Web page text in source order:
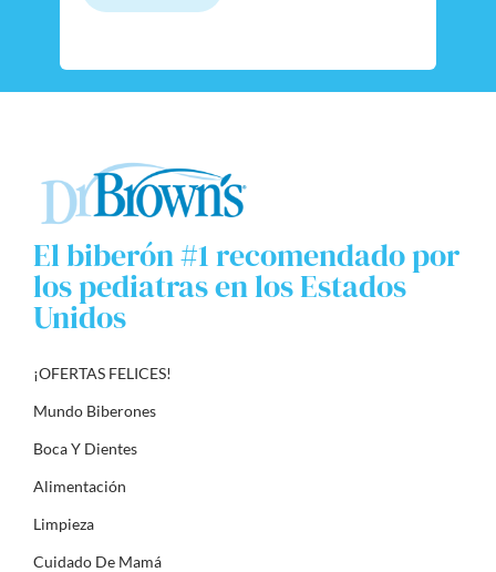
El biberón #1 recomendado por
los pediatras en los Estados
Unidos
¡OFERTAS FELICES!
Mundo Biberones
Boca Y Dientes
Alimentación
Limpieza
Cuidado De Mamá